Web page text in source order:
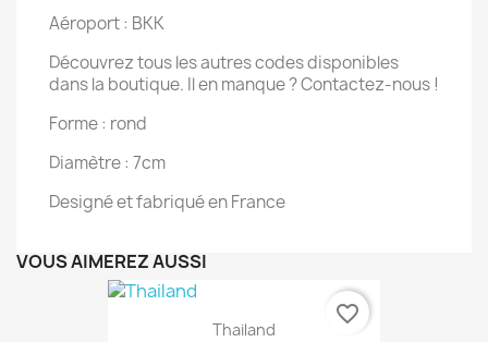
Aéroport : BKK
Découvrez tous les autres codes disponibles
dans la boutique. Il en manque ? Contactez-nous !
Forme : rond
Diamètre : 7cm
Designé et fabriqué en France
VOUS AIMEREZ AUSSI
Thailand
favorite_border